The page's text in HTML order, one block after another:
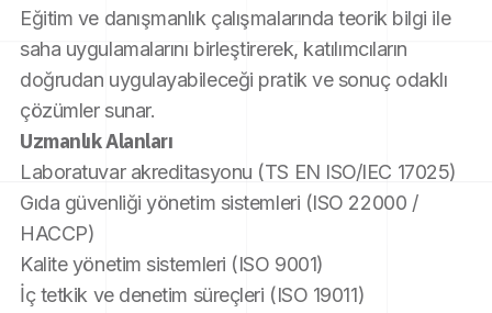
Eğitim ve danışmanlık çalışmalarında teorik bilgi ile
saha uygulamalarını birleştirerek, katılımcıların
doğrudan uygulayabileceği pratik ve sonuç odaklı
çözümler sunar.
Uzmanlık Alanları
Laboratuvar akreditasyonu (TS EN ISO/IEC 17025)
Gıda güvenliği yönetim sistemleri (ISO 22000 /
HACCP)
Kalite yönetim sistemleri (ISO 9001)
İç tetkik ve denetim süreçleri (ISO 19011)